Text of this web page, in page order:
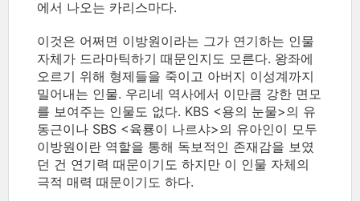
에서 나오는 카리스마다.
이것은 어쩌면 이방원이라는 그가 연기하는 인물
자체가 드라마틱하기 때문인지도 모른다. 왕좌에
오르기 위해 형제들을 죽이고 아버지 이성계까지
밀어내는 인물. 우리네 역사에서 이만큼 강한 면모
를 보여주는 인물도 없다. KBS <용의 눈물>의 유
동근이나 SBS <육룡이 나르샤>의 유아인이 모두
이방원이란 역할을 통해 독보적인 존재감을 보였
던 건 연기력 때문이기도 하지만 이 인물 자체의
극적 매력 때문이기도 하다.